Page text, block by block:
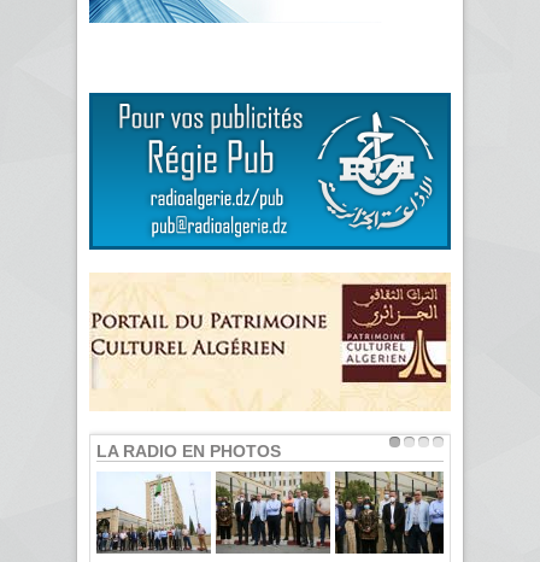
LA RADIO EN PHOTOS